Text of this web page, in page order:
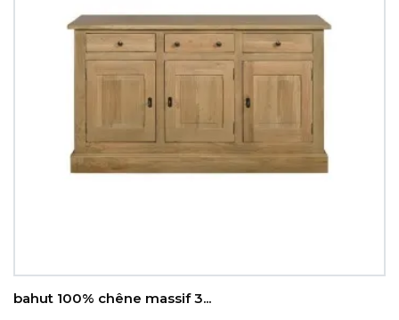
bahut 100% chêne massif 3...